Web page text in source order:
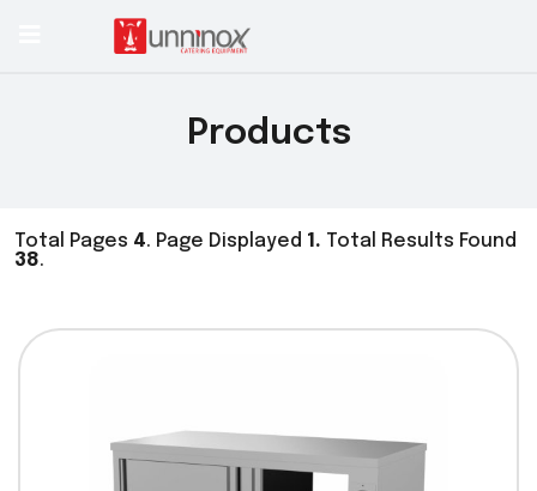
Products
Total Pages 4. Page Displayed 1. Total Results Found
38.